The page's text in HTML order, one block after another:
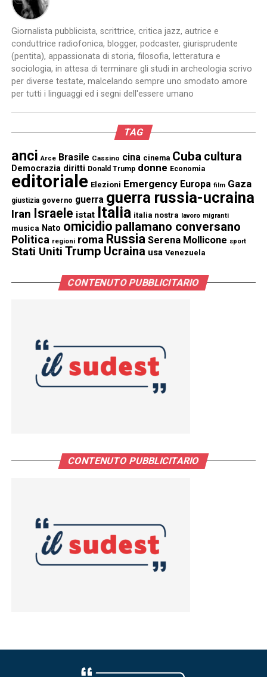
Giornalista pubblicista, scrittrice, critica jazz, autrice e
conduttrice radiofonica, blogger, podcaster, giurisprudente
(pentita), appassionata di storia, filosofia, letteratura e
sociologia, in attesa di terminare gli studi in archeologia scrivo
per diverse testate, malcelando sempre uno smodato amore
per tutti i linguaggi ed i segni dell'essere umano
TAG
anci Arce Brasile Cassino cina cinema Cuba cultura
Democrazia diritti Donald Trump donne Economia
editoriale Elezioni Emergency Europa film Gaza
giustizia governo guerra guerra russia-ucraina
Iran Israele istat Italia italia nostra lavoro migranti
musica Nato omicidio pallamano conversano
Politica regioni roma Russia Serena Mollicone sport
Stati Uniti Trump Ucraina usa Venezuela
CONTENUTO PUBBLICITARIO
CONTENUTO PUBBLICITARIO